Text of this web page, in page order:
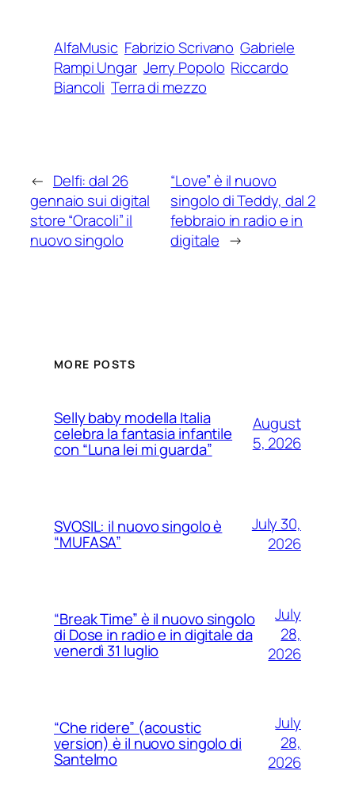
AlfaMusic Fabrizio Scrivano Gabriele
Rampi Ungar Jerry Popolo Riccardo
Biancoli Terra di mezzo
← Delfi: dal 26
gennaio sui digital
store “Oracoli” il
nuovo singolo
“Love” è il nuovo
singolo di Teddy, dal 2
febbraio in radio e in
digitale →
MORE POSTS
Selly baby modella Italia
celebra la fantasia infantile
con “Luna lei mi guarda”
August
5, 2026
SVOSIL: il nuovo singolo è
“MUFASA”
July 30,
2026
“Break Time” è il nuovo singolo
di Dose in radio e in digitale da
venerdì 31 luglio
July
28,
2026
“Che ridere” (acoustic
version) è il nuovo singolo di
Santelmo
July
28,
2026